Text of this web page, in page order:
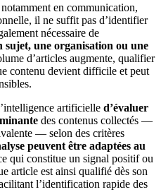
en communication,
il ne suffit pas d’identifier
nécessaire de
une organisation ou une
d’articles augmente, qualifier
contenu devient difficile et peut
artificielle d’évaluer
des contenus collectés —
— selon des critères
peuvent être adaptées au
qui constitue un signal positif ou
article est ainsi qualifié dès son
l’identification rapide des